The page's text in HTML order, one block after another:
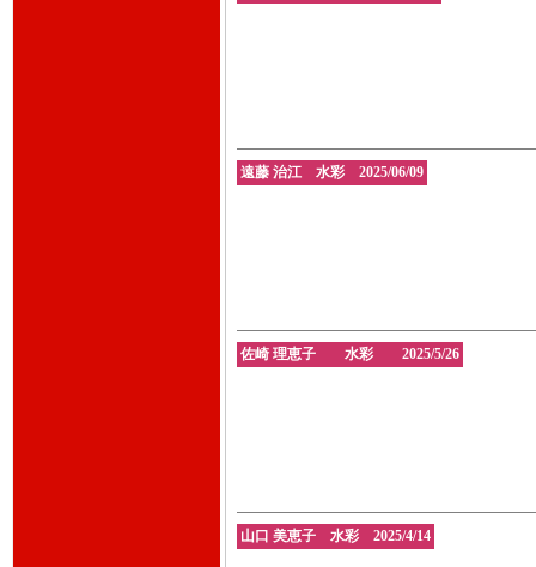
遠藤 治江 水彩 2025/06/09
佐崎 理恵子 水彩 2025/5/26
山口 美恵子 水彩 2025/4/14